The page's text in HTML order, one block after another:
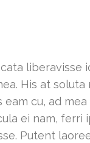
liberavisse
His at
cu, ad
ei nam, ferri
Putent